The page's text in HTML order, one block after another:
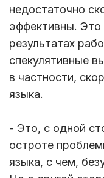
недостаточно
эффективны. Это
результатах
спекулятивные
в частности,
языка.
- Это, с одной
остроте
языка, с чем,